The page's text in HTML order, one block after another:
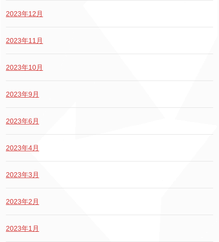
2023年12月
2023年11月
2023年10月
2023年9月
2023年6月
2023年4月
2023年3月
2023年2月
2023年1月